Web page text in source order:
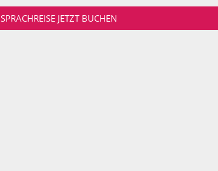
SPRACHREISE JETZT BUCHEN